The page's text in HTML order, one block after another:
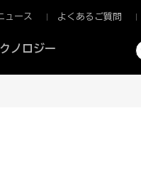
ノロジー
ュース よくあるご質問